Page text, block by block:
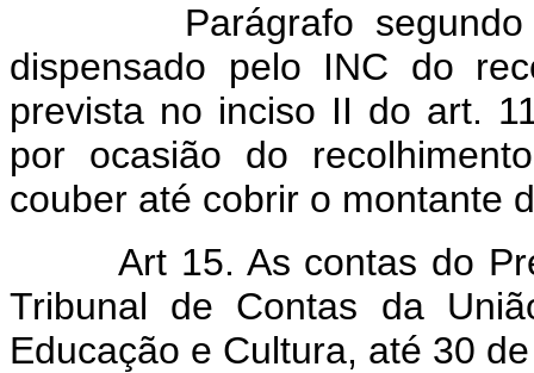
Parágrafo segundo -
dispensado pelo INC do
prevista no inciso II do art.
por ocasião do
couber até cobrir o montante
Art 15. As contas do
Tribunal de Contas da
Educação e Cultura, até 30